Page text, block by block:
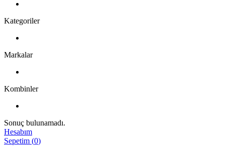
Kategoriler
Markalar
Kombinler
Sonuç bulunamadı.
Hesabım
Sepetim (0)